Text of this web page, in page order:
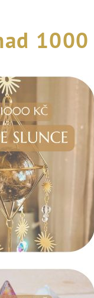
1000